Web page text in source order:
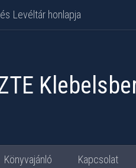
Levéltár honlapja
Könyvajánló Kapcsolat